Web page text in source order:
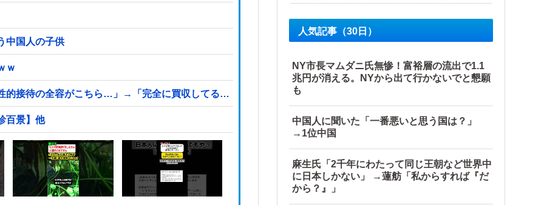
中国人の子供
ｗ
的接待の全容がこちら…」→「完全に買収してる…（ブルブル」＝韓国の反応
百景】他
人気記事（30日）
NY市長マムダニ氏無惨！富裕層の流出で1.1
兆円が消える。NYから出て行かないでと懇願
も
中国人に聞いた「一番悪いと思う国は？」
→1位中国
麻生氏「2千年にわたって同じ王朝など世界中
に日本しかない」 →蓮舫「私からすれば『だ
から？』」